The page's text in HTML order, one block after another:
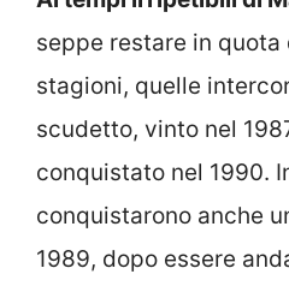
seppe restare in
stagioni, quelle
scudetto, vinto nel
conquistato nel 1990.
conquistarono anche
1989, dopo essere